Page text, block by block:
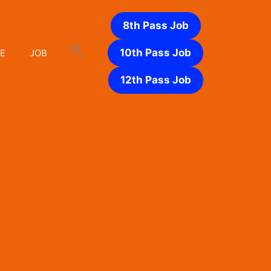
JOB
8th Pass Job
10th Pass Job
12th Pass Job